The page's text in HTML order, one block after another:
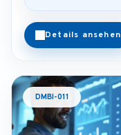
Details ansehen
DMBI-011